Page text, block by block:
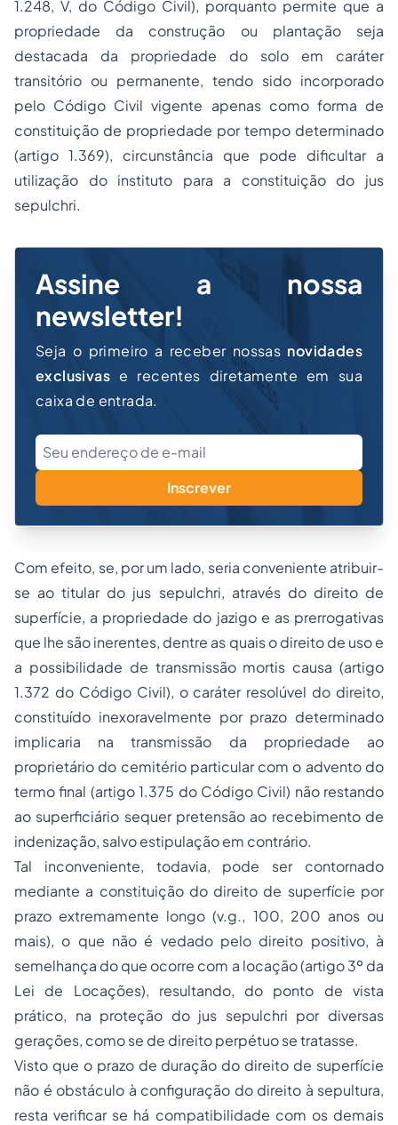
1.248, V, do Código Civil), porquanto permite que a
propriedade da construção ou plantação seja
destacada da propriedade do solo em caráter
transitório ou permanente, tendo sido incorporado
pelo Código Civil vigente apenas como forma de
constituição de propriedade por tempo determinado
(artigo 1.369), circunstância que pode dificultar a
utilização do instituto para a constituição do jus
sepulchri.
Assine a nossa
newsletter!
Seja o primeiro a receber nossas novidades
exclusivas e recentes diretamente em sua
caixa de entrada.
Inscrever
Com efeito, se, por um lado, seria conveniente atribuir-
se ao titular do jus sepulchri, através do direito de
superfície, a propriedade do jazigo e as prerrogativas
que lhe são inerentes, dentre as quais o direito de uso e
a possibilidade de transmissão mortis causa (artigo
1.372 do Código Civil), o caráter resolúvel do direito,
constituído inexoravelmente por prazo determinado
implicaria na transmissão da propriedade ao
proprietário do cemitério particular com o advento do
termo final (artigo 1.375 do Código Civil) não restando
ao superficiário sequer pretensão ao recebimento de
indenização, salvo estipulação em contrário.
Tal inconveniente, todavia, pode ser contornado
mediante a constituição do direito de superfície por
prazo extremamente longo (v.g., 100, 200 anos ou
mais), o que não é vedado pelo direito positivo, à
semelhança do que ocorre com a locação (artigo 3º da
Lei de Locações), resultando, do ponto de vista
prático, na proteção do jus sepulchri por diversas
gerações, como se de direito perpétuo se tratasse.
Visto que o prazo de duração do direito de superfície
não é obstáculo à configuração do direito à sepultura,
resta verificar se há compatibilidade com os demais